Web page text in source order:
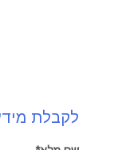
לקבלת